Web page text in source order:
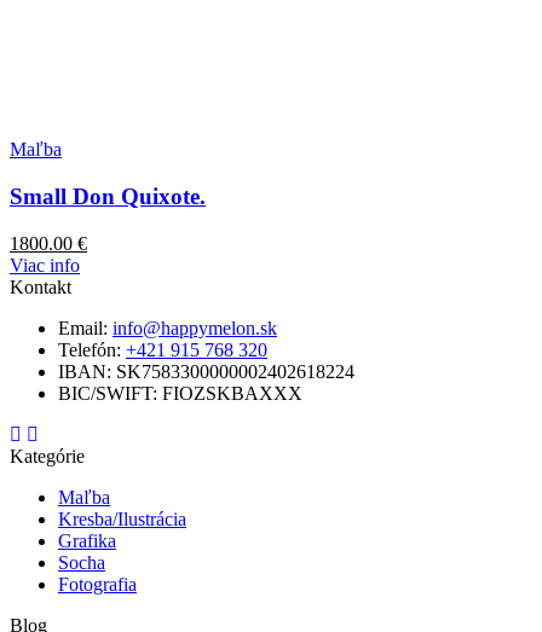
Maľba
Small Don Quixote.
1800.00 €
Viac info
Kontakt
Email: info@happymelon.sk
Telefón: +421 915 768 320
IBAN: SK7583300000002402618224
BIC/SWIFT: FIOZSKBAXXX
Kategórie
Maľba
Kresba/Ilustrácia
Grafika
Socha
Fotografia
Blog